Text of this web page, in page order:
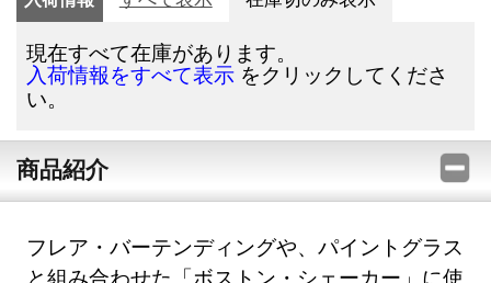
現在すべて在庫があります。
入荷情報をすべて表示 をクリックしてくださ
い。
商品紹介
フレア・バーテンディングや、パイントグラス
と組み合わせた「ボストン・シェーカー」に使